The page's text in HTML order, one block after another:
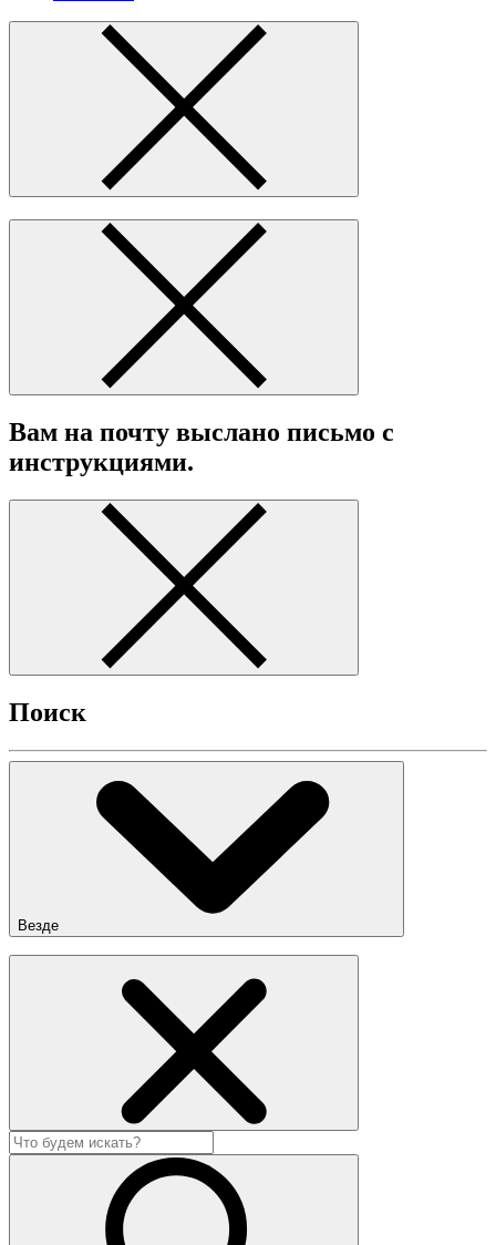
Вам на почту выслано письмо с
инструкциями.
Поиск
Везде